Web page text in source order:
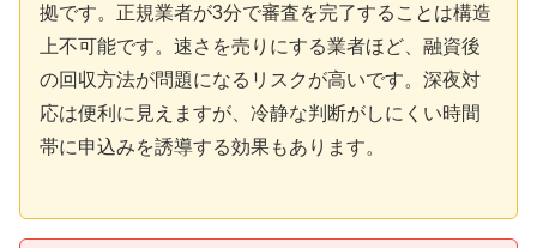
拠です。正規業者が3分で審査を完了することは構造
上不可能です。速さを売りにする業者ほど、融資後
の回収方法が問題になるリスクが高いです。深夜対
応は便利に見えますが、冷静な判断がしにくい時間
帯に申込みを誘導する効果もあります。